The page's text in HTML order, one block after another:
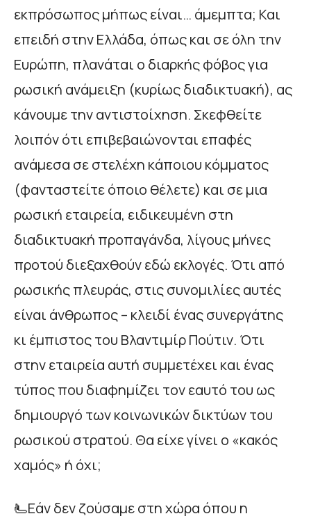
εκπρόσωπος μήπως είναι… άμεμπτα; Και
επειδή στην Ελλάδα, όπως και σε όλη την
Ευρώπη, πλανάται ο διαρκής φόβος για
ρωσική ανάμειξη (κυρίως διαδικτυακή), ας
κάνουμε την αντιστοίχηση. Σκεφθείτε
λοιπόν ότι επιβεβαιώνονται επαφές
ανάμεσα σε στελέχη κάποιου κόμματος
(φανταστείτε όποιο θέλετε) και σε μια
ρωσική εταιρεία, ειδικευμένη στη
διαδικτυακή προπαγάνδα, λίγους μήνες
προτού διεξαχθούν εδώ εκλογές. Ότι από
ρωσικής πλευράς, στις συνομιλίες αυτές
είναι άνθρωπος – κλειδί ένας συνεργάτης
κι έμπιστος του Βλαντιμίρ Πούτιν. Ότι
στην εταιρεία αυτή συμμετέχει και ένας
τύπος που διαφημίζει τον εαυτό του ως
δημιουργό των κοινωνικών δικτύων του
ρωσικού στρατού. Θα είχε γίνει ο «κακός
χαμός» ή όχι;
🫷Εάν δεν ζούσαμε στη χώρα όπου η